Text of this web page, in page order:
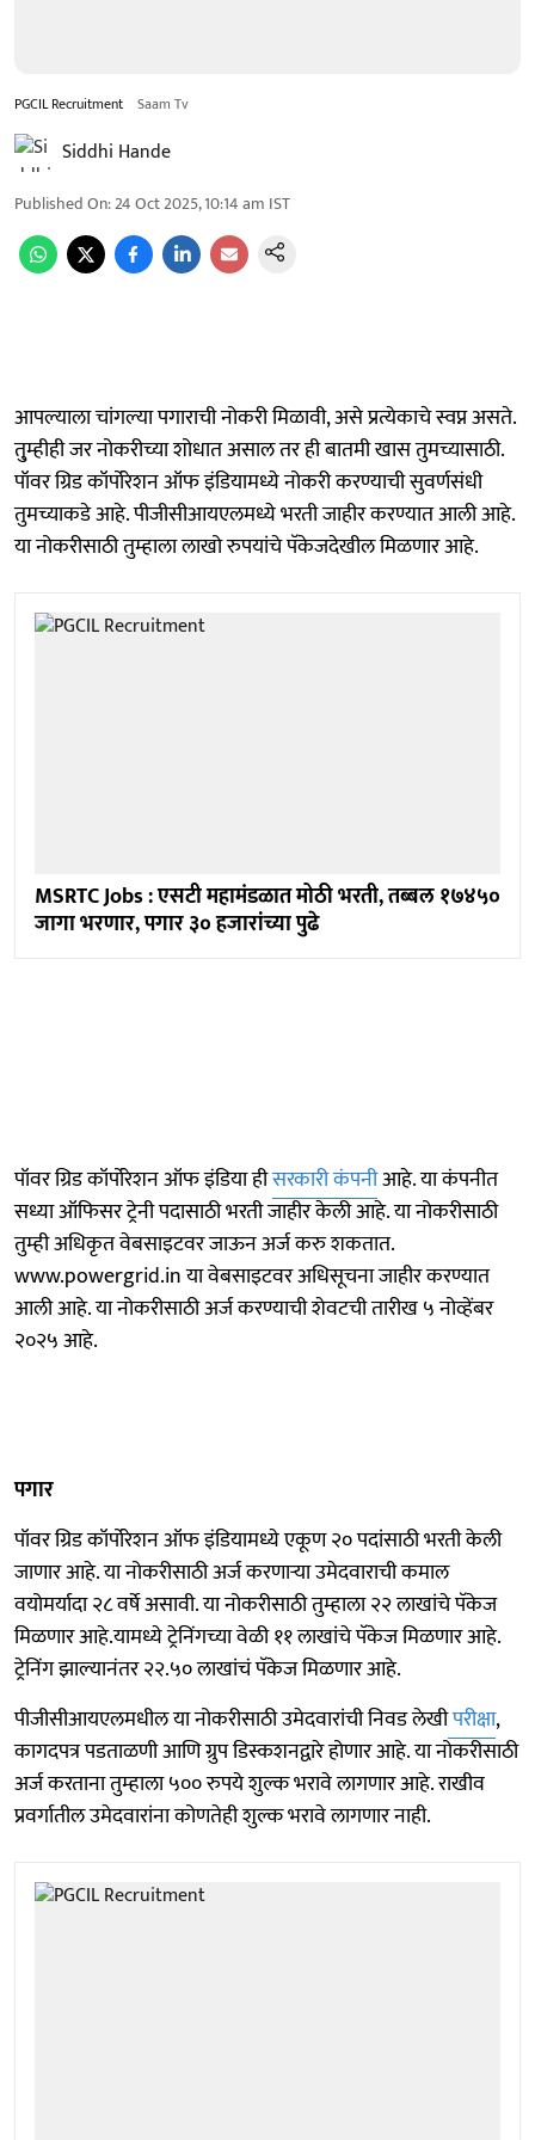
PGCIL Recruitment Saam Tv
Siddhi Hande
Published On:24 Oct 2025, 10:14 am IST
आपल्याला चांगल्या पगाराची नोकरी मिळावी, असे प्रत्येकाचे स्वप्न असते.
तु्म्हीही जर नोकरीच्या शोधात असाल तर ही बातमी खास तुमच्यासाठी.
पॉवर ग्रिड कॉर्पोरेशन ऑफ इंडियामध्ये नोकरी करण्याची सुवर्णसंधी
तुमच्याकडे आहे. पीजीसीआयएलमध्ये भरती जाहीर करण्यात आली आहे.
या नोकरीसाठी तुम्हाला लाखो रुपयांचे पॅकेजदेखील मिळणार आहे.
MSRTC Jobs : एसटी महामंडळात मोठी भरती, तब्बल १७४५०
जागा भरणार, पगार ३० हजारांच्या पुढे
पॉवर ग्रिड कॉर्पोरेशन ऑफ इंडिया हीसरकारी कंपनीआहे. या कंपनीत
सध्या ऑफिसर ट्रेनी पदासाठी भरती जाहीर केली आहे. या नोकरीसाठी
तुम्ही अधिकृत वेबसाइटवर जाऊन अर्ज करु शकतात.
www.powergrid.in या वेबसाइटवर अधिसूचना जाहीर करण्यात
आली आहे. या नोकरीसाठी अर्ज करण्याची शेवटची तारीख ५ नोव्हेंबर
२०२५ आहे.
पगार
पॉवर ग्रिड कॉर्पोरेशन ऑफ इंडियामध्ये एकूण २० पदांसाठी भरती केली
जाणार आहे. या नोकरीसाठी अर्ज करणाऱ्या उमेदवाराची कमाल
वयोमर्यादा २८ वर्षे असावी. या नोकरीसाठी तुम्हाला २२ लाखांचे पॅकेज
मिळणार आहे.यामध्ये ट्रेनिंगच्या वेळी ११ लाखांचे पॅकेज मिळणार आहे.
ट्रेनिंग झाल्यानंतर २२.५० लाखांचं पॅकेज मिळणार आहे.
पीजीसीआयएलमधील या नोकरीसाठी उमेदवारांची निवड लेखीपरीक्षा,
कागदपत्र पडताळणी आणि ग्रुप डिस्कशनद्वारे होणार आहे. या नोकरीसाठी
अर्ज करताना तुम्हाला ५०० रुपये शुल्क भरावे लागणार आहे. राखीव
प्रवर्गातील उमेदवारांना कोणतेही शुल्क भरावे लागणार नाही.